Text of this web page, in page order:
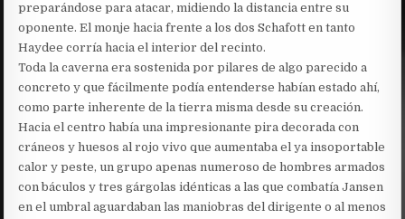
preparándose para atacar, midiendo la distancia entre su
oponente. El monje hacia frente a los dos Schafott en tanto
Haydee corría hacia el interior del recinto.
Toda la caverna era sostenida por pilares de algo parecido a
concreto y que fácilmente podía entenderse habían estado ahí,
como parte inherente de la tierra misma desde su creación.
Hacia el centro había una impresionante pira decorada con
cráneos y huesos al rojo vivo que aumentaba el ya insoportable
calor y peste, un grupo apenas numeroso de hombres armados
con báculos y tres gárgolas idénticas a las que combatía Jansen
en el umbral aguardaban las maniobras del dirigente o al menos